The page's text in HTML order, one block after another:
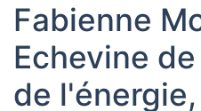
Fabienne
Echevine
de